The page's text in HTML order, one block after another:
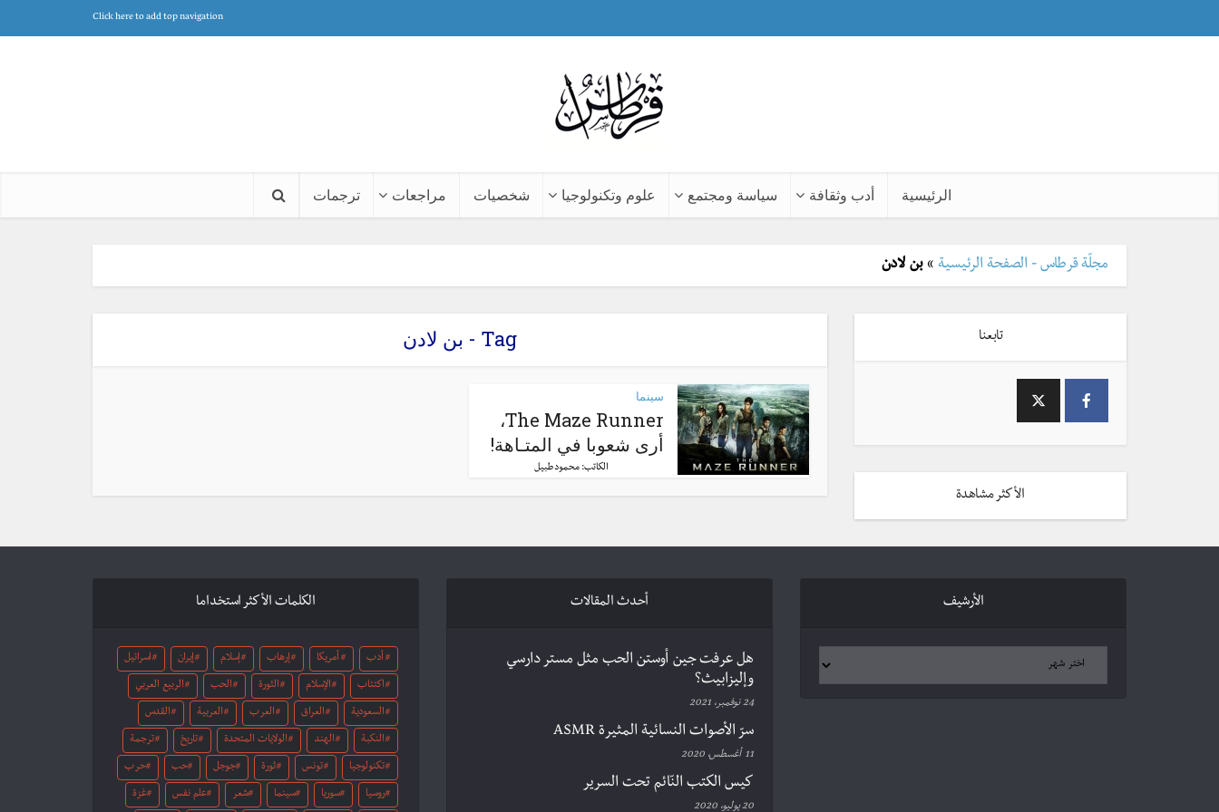
Click here to add top navigation
الرئيسية أدب وثقافة سياسة ومجتمع علوم وتكنولوجيا شخصيات مراجعات ترجمات
مجلّة قرطاس - الصفحة الرئيسية » بن لادن
Tag - بن لادن
سينما
The Maze Runner،
أرى شعوبا في المتـاهة!
الكاتب:محمود طبيل
تابعنا
الأكثر مشاهدة
الكلمات الأكثر استخداما
أدب أمريكا إرهاب إسلام إيران اسرائيل
اكتئاب الإسلام الثورة الحب الربيع العربي
السعودية العراق العرب العربية القدس
النكبة الهند الولايات المتحدة تاريخ ترجمة
تكنولوجيا تونس ثورة جوجل حب حرب
روسيا سوريا سينما شعر علم نفس غزة
أحدث المقالات
هل عرفت جين أوستن الحب مثل مستر دارسي
وإليزابيث؟
24 نوفمبر، 2021
سرّ الأصوات النسائية المثيرة ASMR
11 أغسطس، 2020
كيس الكتب النّائم تحت السرير
20 يوليو، 2020
الأرشيف